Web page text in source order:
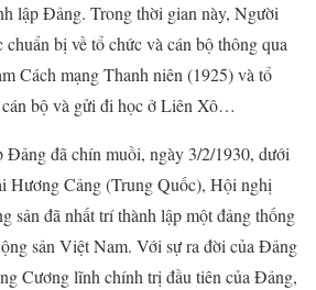
lập Đảng. Trong thời gian này, Người
bị về tổ chức và cán bộ thông qua
Cách mạng Thanh niên (1925) và tổ
bộ và gửi đi học ở Liên Xô…
đã chín muồi, ngày 3/2/1930, dưới
Hương Cảng (Trung Quốc), Hội nghị
sản đã nhất trí thành lập một đảng thống
sản Việt Nam. Với sự ra đời của Đảng
Cương lĩnh chính trị đầu tiên của Đảng,